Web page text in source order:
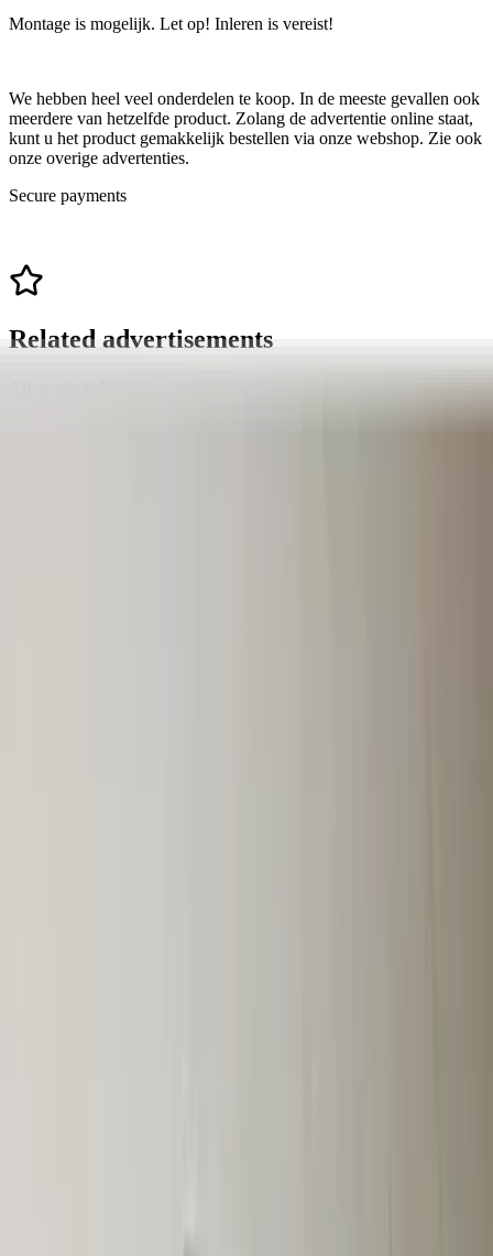
Montage is mogelijk. Let op! Inleren is vereist!
We hebben heel veel onderdelen te koop. In de meeste gevallen ook
meerdere van hetzelfde product. Zolang de advertentie online staat,
kunt u het product gemakkelijk bestellen via onze webshop. Zie ook
onze overige advertenties.
Secure payments
Related advertisements